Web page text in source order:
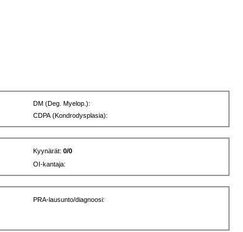
DM (Deg. Myelop.):
CDPA (Kondrodysplasia):
Kyynärät:0/0
OI-kantaja:
PRA-lausunto/diagnoosi: